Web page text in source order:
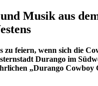
Musik aus
zu feiern, wenn sich die
Durango im
„Durango Cowboy